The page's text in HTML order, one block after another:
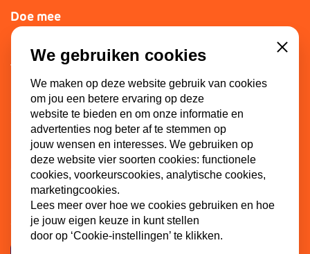
Doe mee
Lid worden
Vacatures
Doneren
Sponsoren
Contact
Dinkel 7
3086 HB Rotterdam
We gebruiken cookies
We maken op deze website gebruik van cookies
om jou een betere ervaring op deze
website te bieden en om onze informatie en
advertenties nog beter af te stemmen op
jouw wensen en interesses. We gebruiken op
deze website vier soorten cookies: functionele
cookies, voorkeurscookies, analytische cookies,
marketingcookies.
Lees meer over hoe we cookies gebruiken en hoe
je jouw eigen keuze in kunt stellen
door op ‘Cookie-instellingen’ te klikken.
Close